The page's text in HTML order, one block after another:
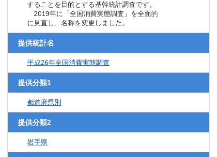
することを目的とする基幹統計調査です。
2019年に「全国消費実態調査」を全面的
に見直し、名称を変更しました。
提供統計名
平成26年全国消費実態調査
提供分類1
都道府県別
提供分類2
岩手県